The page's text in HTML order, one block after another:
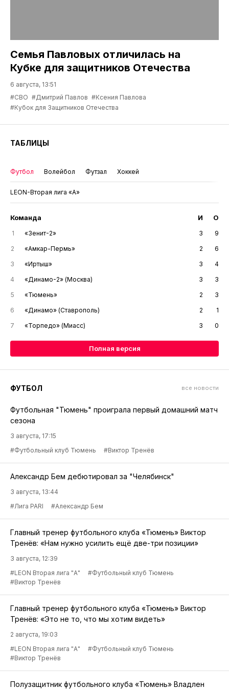
Семья Павловых отличилась на
Кубке для защитников Отечества
6 августа, 13:51
#СВО #Дмитрий Павлов #Ксения Павлова
#Кубок для Защитников Отечества
ТАБЛИЦЫ
Футбол Волейбол Футзал Хоккей
LEON-Вторая лига «А»
Команда И О
1 «Зенит-2» 3
9
2
«Амкар-Пермь» 2
6
3
«Иртыш» 3
4
4
«Динамо-2» (Москва) 3
3
5
«Тюмень» 2
3
6
«Динамо» (Ставрополь) 2
1
7
«Торпедо» (Миасс) 3 0
Полная версия
ФУТБОЛ все новости
Футбольная "Тюмень" проиграла первый домашний матч
сезона
3 августа, 17:15
#Футбольный клуб Тюмень
#Виктор Тренёв
Александр Бем дебютировал за "Челябинск"
3 августа, 13:44
#Лига PARI
#Александр Бем
Главный тренер футбольного клуба «Тюмень» Виктор
Тренёв: «Нам нужно усилить ещё две-три позиции»
3 августа, 12:39
#LEON Вторая лига "А"
#Футбольный клуб Тюмень
#Виктор Тренёв
Главный тренер футбольного клуба «Тюмень» Виктор
Тренёв: «Это не то, что мы хотим видеть»
2 августа, 19:03
#LEON Вторая лига "А"
#Футбольный клуб Тюмень
#Виктор Тренёв
Полузащитник футбольного клуба «Тюмень» Владлен